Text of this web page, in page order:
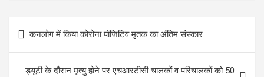
कनलोग में किया कोरोना पॉजिटिव मृतक का अंतिम संस्कार
ड्यूटी के दौरान मृत्यु होने पर एचआरटीसी चालकों व परिचालकों को 50